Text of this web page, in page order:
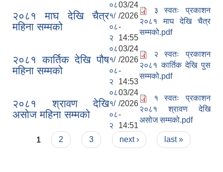
२०८१ माघ देखि चैत्र
महिना सम्मको
०८
१/
०८
२
03/24
/2026
-
14:55
३ स्वतः प्रकाशन
२०८१ माघ देखि चैत्र
सम्मको.pdf
२०८१ कार्तिक देखि पौष
महिना सम्मको
०८
१/
०८
२
03/24
/2026
-
14:53
२ स्वतः प्रकाशन
२०८१ कार्तिक देखि पुस
सम्मको.pdf
२०८१ श्रावण देखि
असोज महिना सम्मको
०८
१/
०८
२
03/24
/2026
-
14:51
१ स्वतः प्रकाशन
२०८१ श्रावण देखि
असोज सम्मको.pdf
Pages
1 2 3 next › last »